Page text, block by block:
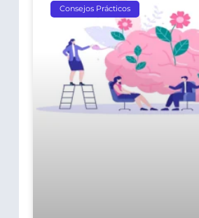
Consejos Prácticos